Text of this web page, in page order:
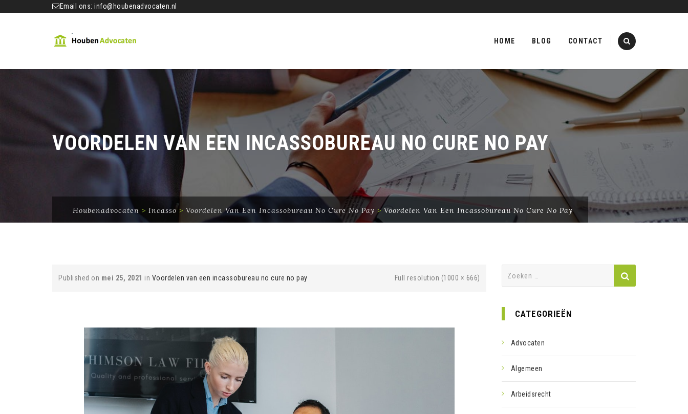
Email ons:info@houbenadvocaten.nl
content
HOME BLOG CONTACT
VOORDELEN VAN EEN INCASSOBUREAU NO CURE NO PAY
Houbenadvocaten > Incasso > Voordelen Van Een Incassobureau No Cure No Pay >Voordelen Van Een Incassobureau No Cure No Pay
Published on mei 25, 2021 in Voordelen van een incassobureau no cure no pay Full resolution (1000 × 666)
CATEGORIEËN
Advocaten
Algemeen
Arbeidsrecht